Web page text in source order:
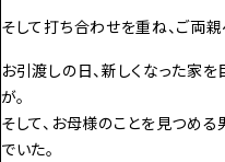
そして打ち合わせを重ね、ご両
お引渡しの日、新しくなった家
が。
そして、お母様のことを見つめ
でいた。